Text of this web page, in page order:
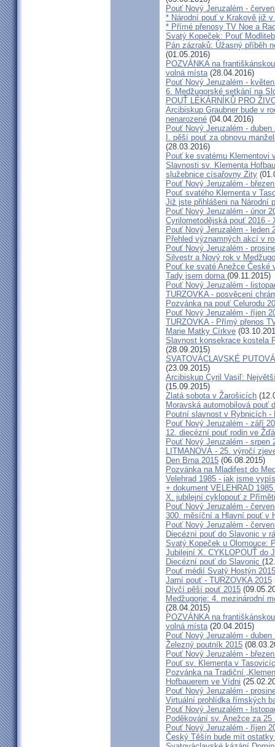
Pouť Nový Jeruzalém -
* Národní pouť v Krakově již
* Přímé přenosy TV Noe a
Svatý Kopeček: Pouť
Pán zázraků: Úžasný příběh
(01.05.2016)
POZVÁNKA na
volná místa(28.04.2016)
Pouť Nový Jeruzalém -
6. Medžugorské setkání na
POUŤ LÉKÁRNÍKŮ PRO
Arcibiskup Graubner bude v
nenarozené (04.04.2016)
Pouť Nový Jeruzalém - duben
I. pěší pouť za obnovu
(28.03.2016)
Pouť ke svatému Klementovi
Slavnosti sv. Klementa
služebnice císařovny Zity
Pouť Nový Jeruzalém -
Pouť svatého Klementa v
Již jste přihlášeni na Národní
Pouť Nový Jeruzalém - únor
Cyrilometodějská pouť 2016 -
Pouť Nový Jeruzalém - leden
Přehled významných akcí v
Pouť Nový Jeruzalém -
Silvestr a Nový rok v
Pouť ke svaté Anežce České
Tady jsem doma (09.11.2015)
Pouť Nový Jeruzalém -
TURZOVKA - posvěcení
Pozvánka na pouť Celurodu
Pouť Nový Jeruzalém - říjen
TURZOVKA - Přímý přenos
Marie Matky Církve
Slavnost konsekrace kostela
(28.09.2015)
SVATOVÁCLAVSKÉ
(23.09.2015)
Arcibiskup Cyril Vasiľ:
(15.09.2015)
Zlatá sobota v Žarošicích
Moravská automobilová pouť
Poutní slavnost v Rybnicích -
Pouť Nový Jeruzalém - září
12. diecézní pouť rodin ve
Pouť Nový Jeruzalém - srpen
LITMANOVÁ - 25. výročí
Den Brna 2015 (06.08.2015)
Pozvánka na Mladifest do
Velehrad 1985 - jak jsme
+ dokument VELEHRAD
X. jubilejní cyklopouť z
Pouť Nový Jeruzalém -
300. měsíční a Hlavní pouť v
Pouť Nový Jeruzalém -
Diecézní pouť do Slavonic v
Svatý Kopeček u Olomouce:
Jubilejní X. CYKLOPOUŤ do
Diecézní pouť do Slavonic
Pouť médií Svatý Hostýn 2015
Jarní pouť - TURZOVKA 2015
Dívčí pěší pouť 2015
Medžugorje: 4. mezinárodní
(28.04.2015)
POZVÁNKA na
volná místa(20.04.2015)
Pouť Nový Jeruzalém - duben
Železný poutník 2015
Pouť Nový Jeruzalém -
Pouť sv. Klementa v
Pozvánka na Tradiční
Hofbauerem ve Vídni
Pouť Nový Jeruzalém -
Virtuální prohlídka římských
Pouť Nový Jeruzalém -
Poděkování sv. Anežce za 25
Pouť Nový Jeruzalém - říjen
Český Těšín bude mít